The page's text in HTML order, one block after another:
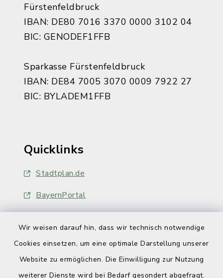
Wir weisen darauf hin, dass wir technisch notwendige
Cookies einsetzen, um eine optimale Darstellung unserer
Website zu ermöglichen. Die Einwilligung zur Nutzung
weiterer Dienste wird bei Bedarf gesondert abgefragt.
Fürstenfeldbruck
IBAN: DE80 7016 3370 0000 3102 04
BIC: GENODEF1FFB
Sparkasse Fürstenfeldbruck
IBAN: DE84 7005 3070 0009 7922 27
BIC: BYLADEM1FFB
Quicklinks
Stadtplan.de
BayernPortal